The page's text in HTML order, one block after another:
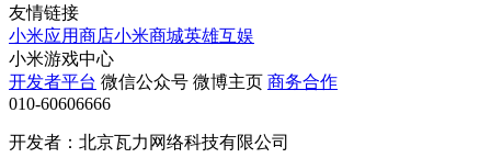
友情链接
小米应用商店小米商城英雄互娱
小米游戏中心
开发者平台 微信公众号 微博主页 商务合作
010-60606666
开发者：北京瓦力网络科技有限公司